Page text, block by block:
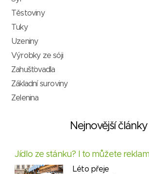
Těstoviny
Tuky
Uzeniny
Výrobky ze sóji
Zahušťovadla
Základní suroviny
Zelenina
Nejnovější články
Jídlo ze stánku? I to můžete
Léto přeje